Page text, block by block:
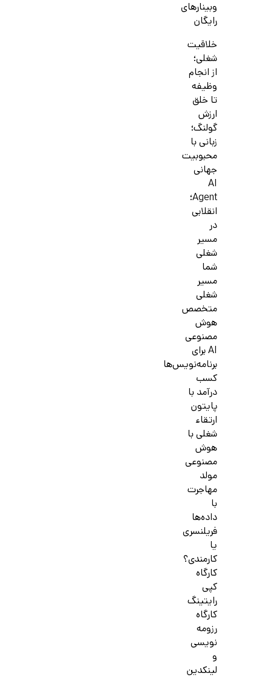
وبینارهای
رایگان
خلاقیت
شغلی؛
از انجام
وظیفه
تا خلق
ارزش
گولنگ؛
زبانی با
محبوبیت
جهانی
AI
Agent؛
انقلابی
در
مسیر
شغلی
شما
مسیر
شغلی
متخصص
هوش
مصنوعی
AI برای
برنامه‌نویس‌ها
کسب
درآمد با
پایتون
ارتقاء
شغلی با
هوش
مصنوعی
مولد
مهاجرت
با
داده‌ها
فریلنسری
یا
کارمندی؟
کارگاه
کپی
رایتینگ
کارگاه
رزومه
نویسی
و
لینکدین